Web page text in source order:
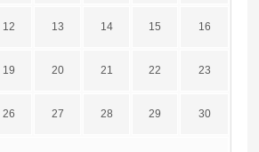
12 13 14 15 16
19 20 21 22 23
26 27 28 29 30